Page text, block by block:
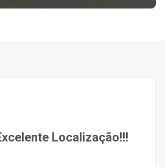
Localização!!!